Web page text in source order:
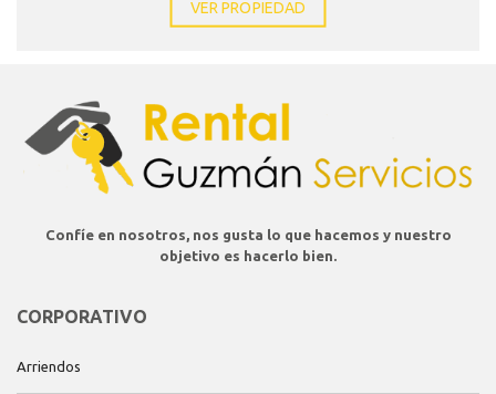
VER PROPIEDAD
Confíe en nosotros, nos gusta lo que hacemos y nuestro
objetivo es hacerlo bien.
CORPORATIVO
Arriendos